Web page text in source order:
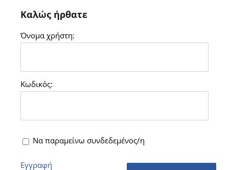
Είσοδος
Καλώς ήρθατε
Όνομα χρήστη:
Κωδικός:
Να παραμείνω συνδεδεμένος/η
Εγγραφή